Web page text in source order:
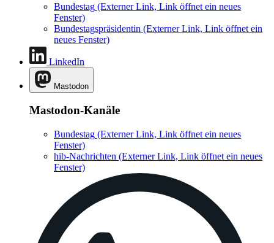
Bundestag (Externer Link, Link öffnet ein neues
Fenster)
Bundestagspräsidentin (Externer Link, Link öffnet ein
neues Fenster)
LinkedIn
Mastodon
Mastodon-Kanäle
Bundestag (Externer Link, Link öffnet ein neues
Fenster)
hib-Nachrichten (Externer Link, Link öffnet ein neues
Fenster)